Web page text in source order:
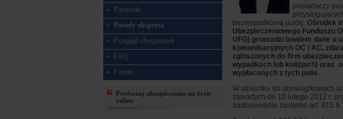
Poradniki
Porady eksperta
Przegląd ubezpieczeń
FAQ
Forum
Porównaj ubezpieczenia na życie
online
posiadaczy
bezwypadkową jazdę. Ośrodek
Ubezpieczeniowego Funduszu
UFG) gromadzi bowiem dane o
komunikacyjnych OC i AC,
zgłoszonych do firm
wypadkach lub kolizjach) oraz
wypłaconych z tych polis.
W stosunku do obowiązkowych
zawartych do 10 lutego 2012 r.
zastosowanie zarówno art. 815 §